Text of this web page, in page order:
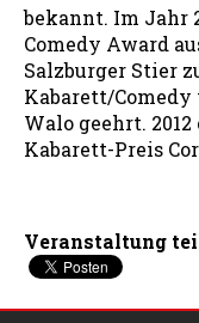
bekannt. Im Jahr
Comedy Award
Salzburger Stier
Kabarett/
Walo geehrt.
Kabarett-Preis
Veranstaltung